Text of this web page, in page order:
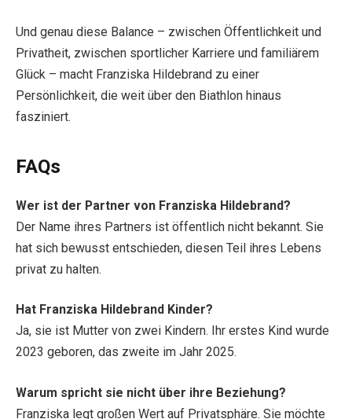
Und genau diese Balance – zwischen Öffentlichkeit und
Privatheit, zwischen sportlicher Karriere und familiärem
Glück – macht Franziska Hildebrand zu einer
Persönlichkeit, die weit über den Biathlon hinaus
fasziniert.
FAQs
Wer ist der Partner von Franziska Hildebrand?
Der Name ihres Partners ist öffentlich nicht bekannt. Sie
hat sich bewusst entschieden, diesen Teil ihres Lebens
privat zu halten.
Hat Franziska Hildebrand Kinder?
Ja, sie ist Mutter von zwei Kindern. Ihr erstes Kind wurde
2023 geboren, das zweite im Jahr 2025.
Warum spricht sie nicht über ihre Beziehung?
Franziska legt großen Wert auf Privatsphäre. Sie möchte